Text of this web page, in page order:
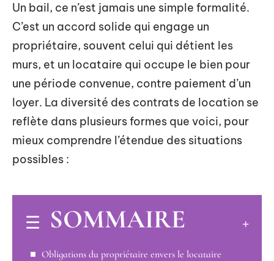
Un bail, ce n’est jamais une simple formalité.
C’est un accord solide qui engage un
propriétaire, souvent celui qui détient les
murs, et un locataire qui occupe le bien pour
une période convenue, contre paiement d’un
loyer. La diversité des contrats de location se
reflète dans plusieurs formes que voici, pour
mieux comprendre l’étendue des situations
possibles :
SOMMAIRE
Obligations du propriétaire envers le locataire